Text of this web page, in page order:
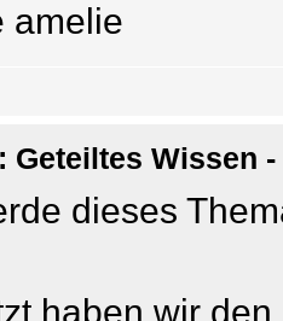
amelie
Geteiltes Wissen
dieses
haben wir